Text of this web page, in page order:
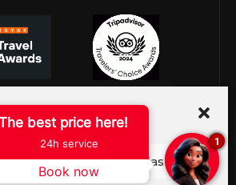
Ver preferências
best price here!
24h service
Book now
1